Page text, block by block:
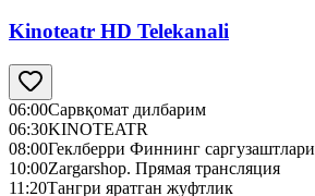
Kinoteatr HD Telekanali
06:00Сарвқомат дилбарим
06:30KINOTEATR
08:00Геклберри Финнинг саргузаштлари
10:00Zargarshop. Прямая трансляция
11:20Тангри яратган жуфтлик